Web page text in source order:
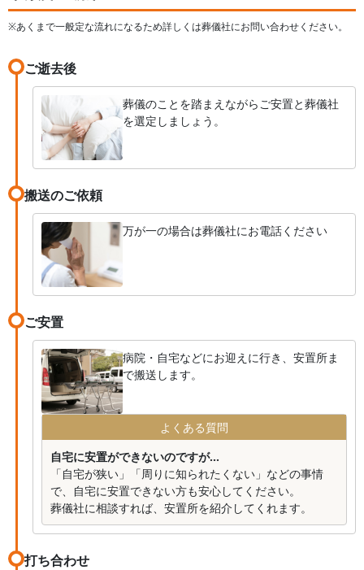
※あくまで一般定な流れになるため詳しくは葬儀社にお問い合わせください。
ご逝去後
葬儀のことを踏まえながらご安置と葬儀社
を選定しましょう。
搬送のご依頼
万が一の場合は葬儀社にお電話ください
ご安置
病院・自宅などにお迎えに行き、安置所ま
で搬送します。
よくある質問
自宅に安置ができないのですが...
「自宅が狭い」「周りに知られたくない」などの事情
で、自宅に安置できない方も安心してください。
葬儀社に相談すれば、安置所を紹介してくれます。
打ち合わせ